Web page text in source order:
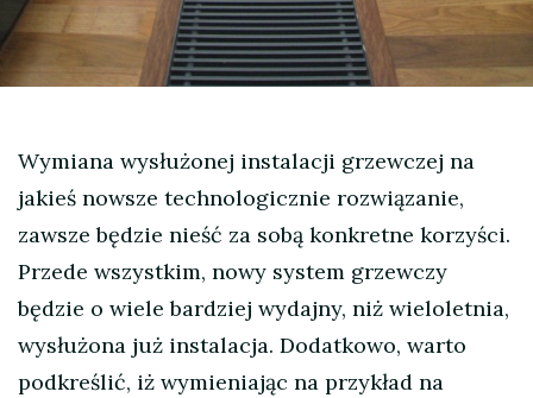
Wymiana wysłużonej instalacji grzewczej na
jakieś nowsze technologicznie rozwiązanie,
zawsze będzie nieść za sobą konkretne korzyści.
Przede wszystkim, nowy system grzewczy
będzie o wiele bardziej wydajny, niż wieloletnia,
wysłużona już instalacja. Dodatkowo, warto
podkreślić, iż wymieniając na przykład na